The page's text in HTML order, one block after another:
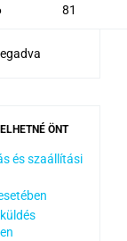
81
ÖNT
és szaállítási